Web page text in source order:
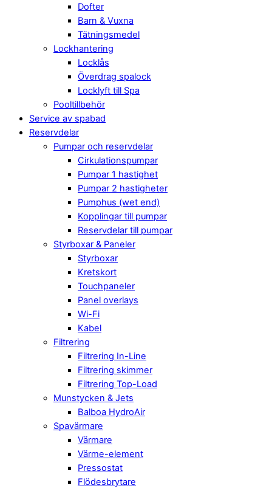
Dofter
Barn & Vuxna
Tätningsmedel
Lockhantering
Locklås
Överdrag spalock
Locklyft till Spa
Pooltillbehör
Service av spabad
Reservdelar
Pumpar och reservdelar
Cirkulationspumpar
Pumpar 1 hastighet
Pumpar 2 hastigheter
Pumphus (wet end)
Kopplingar till pumpar
Reservdelar till pumpar
Styrboxar & Paneler
Styrboxar
Kretskort
Touchpaneler
Panel overlays
Wi-Fi
Kabel
Filtrering
Filtrering In-Line
Filtrering skimmer
Filtrering Top-Load
Munstycken & Jets
Balboa HydroAir
Spavärmare
Värmare
Värme-element
Pressostat
Flödesbrytare